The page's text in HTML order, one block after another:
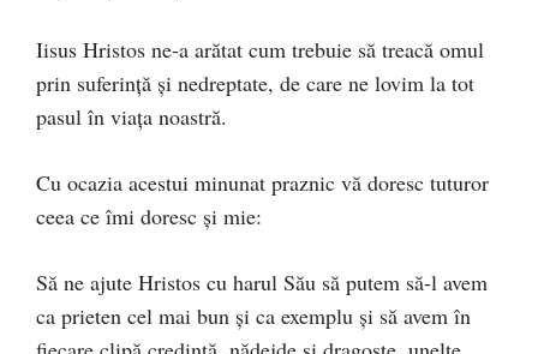
Iisus Hristos ne-a arătat cum trebuie să treacă omul
prin suferință și nedreptate, de care ne lovim la tot
pasul în viața noastră.
Cu ocazia acestui minunat praznic vă doresc tuturor
ceea ce îmi doresc și mie:
Să ne ajute Hristos cu harul Său să putem să-l avem
ca prieten cel mai bun și ca exemplu și să avem în